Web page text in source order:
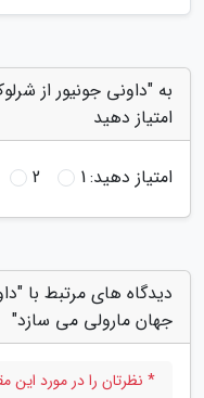
به "داونی جونیور از
امتیاز دهید
امتیاز دهید:1
2
دیدگاه های مرتبط با
جهان مارولی می سازد"
* نظرتان را در مورد این